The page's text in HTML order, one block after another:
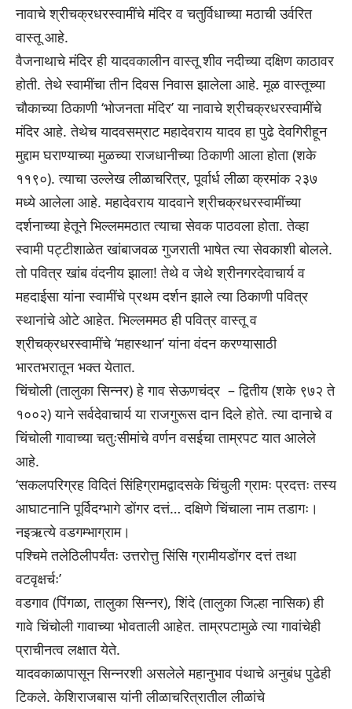
नावाचे श्रीचक्रधरस्वामींचे मंदिर व चतुर्विधाच्या मठाची उर्वरित
वास्तू आहे.
वैजनाथाचे मंदिर ही यादवकालीन वास्तू शीव नदीच्या दक्षिण काठावर
होती. तेथे स्वामींचा तीन दिवस निवास झालेला आहे. मूळ वास्तूच्या
चौकाच्या ठिकाणी ‘भोजनता मंदिर’ या नावाचे श्रीचक्रधरस्वामींचे
मंदिर आहे. तेथेच यादवसम्राट महादेवराय यादव हा पुढे देवगिरीहून
मुद्दाम घराण्याच्या मुळच्या राजधानीच्या ठिकाणी आला होता (शके
११९०). त्याचा उल्लेख लीळाचरित्र, पूर्वार्ध लीळा क्रमांक २३७
मध्ये आलेला आहे. महादेवराय यादवाने श्रीचक्रधरस्वामींच्या
दर्शनाच्या हेतूने भिल्लममठात त्याचा सेवक पाठवला होता. तेव्हा
स्वामी पट्टीशाळेत खांबाजवळ गुजराती भाषेत त्या सेवकाशी बोलले.
तो पवित्र खांब वंदनीय झाला! तेथे व जेथे श्रीनगरदेवाचार्य व
महदाईसा यांना स्वामींचे प्रथम दर्शन झाले त्या ठिकाणी पवित्र
स्थानांचे ओटे आहेत. भिल्लममठ ही पवित्र वास्तू व
श्रीचक्रधरस्वामींचे ‘महास्थान’ यांना वंदन करण्यासाठी
भारतभरातून भक्त येतात.
चिंचोली (तालुका सिन्नर) हे गाव सेऊणचंद्र – द्वितीय (शके ९७२ ते
१००२) याने सर्वदेवाचार्य या राजगुरूस दान दिले होते. त्या दानाचे व
चिंचोली गावाच्या चतुःसीमांचे वर्णन वसईचा ताम्रपट यात आलेले
आहे.
‘सकलपरिग्रह विदितं सिंहिग्रामद्वादसके चिंचुली ग्रामः प्रदत्तः तस्य
आघाटनानि पूर्विदग्भागे डोंगर दत्तं… दक्षिणे चिंचाला नाम तडागः।
नइऋत्ये वडगम्भाग्राम।
पश्चिमे तलेठिलीपर्यंतः उत्तरोत्तु सिंसि ग्रामीयडोंगर दत्तं तथा
वटवृक्षर्चः’
वडगाव (पिंगळा, तालुका सिन्नर), शिंदे (तालुका जिल्हा नासिक) ही
गावे चिंचोली गावाच्या भोवताली आहेत. ताम्रपटामुळे त्या गावांचेही
प्राचीनत्व लक्षात येते.
यादवकाळापासून सिन्नरशी असलेले महानुभाव पंथाचे अनुबंध पुढेही
टिकले. केशिराजबास यांनी लीळाचरित्रातील लीळांचे